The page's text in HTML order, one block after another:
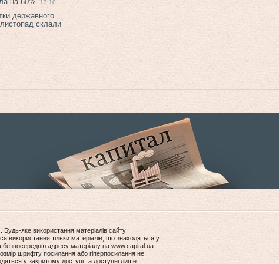
13:10
державного
склали
яке використання матеріалів сайту
використання тільки матеріалів, що знаходяться у
безпосередню адресу матеріалу на www.capital.ua
шрифту посилання або гіперпосилання не
у закритому доступі та доступні лише